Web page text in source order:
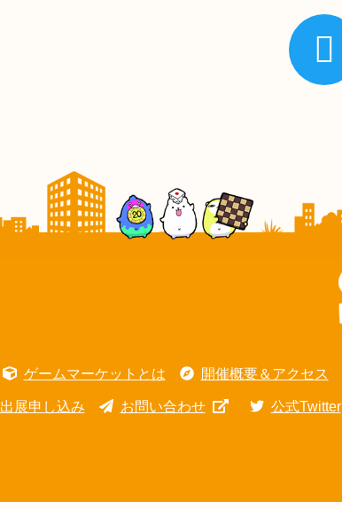
ゲームマーケットとは 開催概要＆アクセス
出展申し込み お問い合わせ 公式Twitter